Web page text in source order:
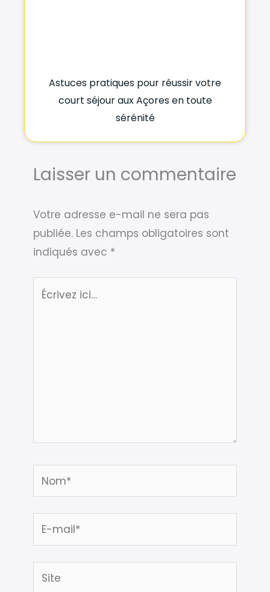
Astuces pratiques pour réussir votre
court séjour aux Açores en toute
sérénité
Laisser un commentaire
Votre adresse e-mail ne sera pas
publiée. Les champs obligatoires sont
indiqués avec *
Écrivez
Nom*
E-
Site